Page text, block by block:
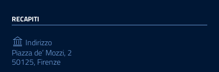
RECAPITI
Indirizzo
Piazza de’ Mozzi, 2
50125, Firenze